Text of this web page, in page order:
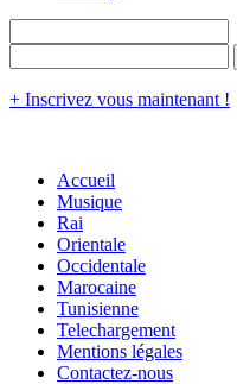
+ Inscrivez vous maintenant !
Accueil
Musique
Rai
Orientale
Occidentale
Marocaine
Tunisienne
Telechargement
Mentions légales
Contactez-nous